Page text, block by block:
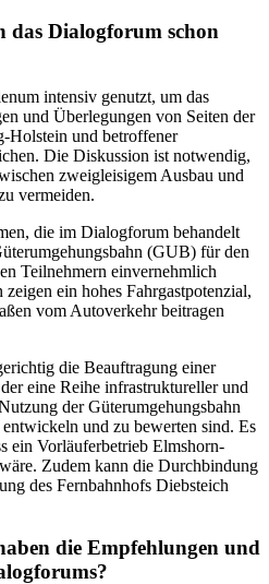
das Dialogforum schon
intensiv genutzt, um das
und Überlegungen von Seiten der
Holstein und betroffener
Die Diskussion ist notwendig,
zweigleisigem Ausbau und
vermeiden.
die im Dialogforum behandelt
(GUB) für den
Teilnehmern einvernehmlich
ein hohes Fahrgastpotenzial,
vom Autoverkehr beitragen
die Beauftragung einer
eine Reihe infrastruktureller und
der Güterumgehungsbahn
und zu bewerten sind. Es
ein Vorläuferbetrieb Elmshorn-
Zudem kann die Durchbindung
des Fernbahnhofs Diebsteich
die Empfehlungen und